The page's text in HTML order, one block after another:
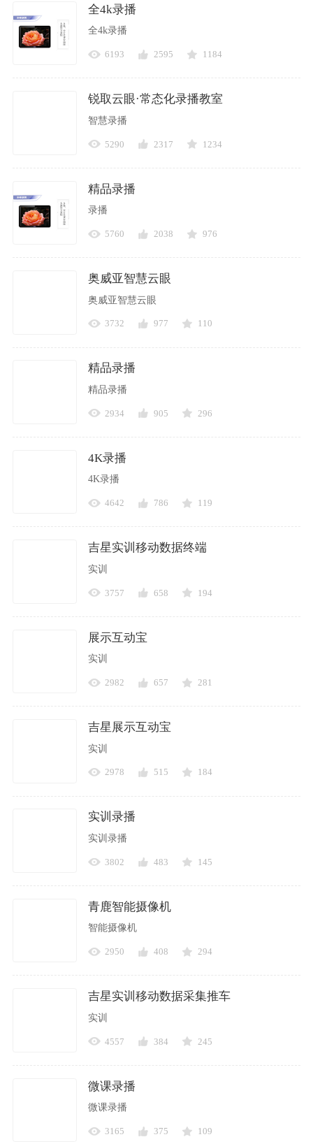
全4k录播
全4k录播
6193 2595 1184
锐取云眼·常态化录播教室
智慧录播
5290 2317 1234
精品录播
录播
5760 2038 976
奥威亚智慧云眼
奥威亚智慧云眼
3732 977 110
精品录播
精品录播
2934 905 296
4K录播
4K录播
4642 786 119
吉星实训移动数据终端
实训
3757 658 194
展示互动宝
实训
2982 657 281
吉星展示互动宝
实训
2978 515 184
实训录播
实训录播
3802 483 145
青鹿智能摄像机
智能摄像机
2950 408 294
吉星实训移动数据采集推车
实训
4557 384 245
微课录播
微课录播
3165 375 109